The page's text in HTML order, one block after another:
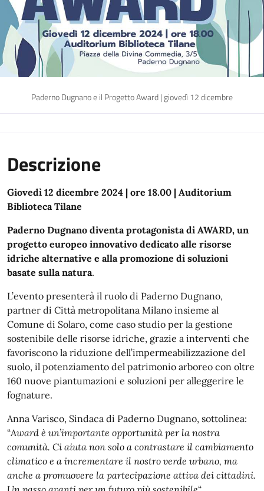
Paderno Dugnano e il Progetto Award | giovedì 12 dicembre
Descrizione
Giovedì 12 dicembre 2024 | ore 18.00 | Auditorium
Biblioteca Tilane
Paderno Dugnano diventa protagonista di AWARD, un
progetto europeo innovativo dedicato alle risorse
idriche alternative e alla promozione di soluzioni
basate sulla natura.
L’evento presenterà il ruolo di Paderno Dugnano,
partner di Città metropolitana Milano insieme al
Comune di Solaro, come caso studio per la gestione
sostenibile delle risorse idriche, grazie a interventi che
favoriscono la riduzione dell’impermeabilizzazione del
suolo, il potenziamento del patrimonio arboreo con oltre
160 nuove piantumazioni e soluzioni per alleggerire le
fognature.
Anna Varisco, Sindaca di Paderno Dugnano, sottolinea:
“Award è un’importante opportunità per la nostra
comunità. Ci aiuta non solo a contrastare il cambiamento
climatico e a incrementare il nostro verde urbano, ma
anche a promuovere la partecipazione attiva dei cittadini.